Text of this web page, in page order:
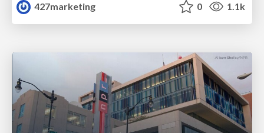
427marketing
0 1.1k